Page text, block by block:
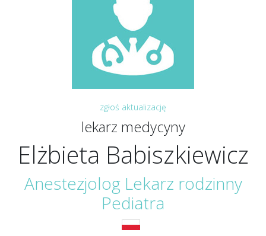
zgłoś aktualizację
lekarz medycyny
Elżbieta Babiszkiewicz
Anestezjolog Lekarz rodzinny
Pediatra